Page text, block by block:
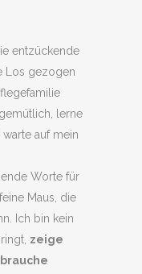
entzückende
Los gezogen
lerne
auf mein
Worte für
Maus, die
Ich bin kein
zeige